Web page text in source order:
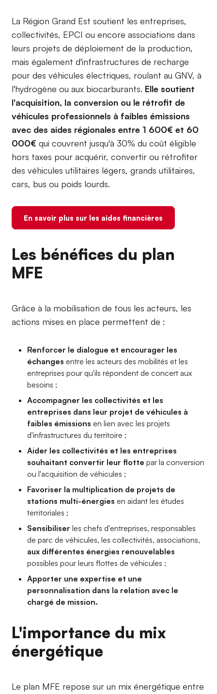
La Région Grand Est soutient les entreprises,
collectivités, EPCI ou encore associations dans
leurs projets de déploiement de la production,
mais également d'infrastructures de recharge
pour des véhicules électriques, roulant au GNV, à
l'hydrogène ou aux biocarburants. Elle soutient
l'acquisition, la conversion ou le rétrofit de
véhicules professionnels à faibles émissions
avec des aides régionales entre 1 600€ et 60
000€ qui couvrent jusqu'à 30% du coût éligible
hors taxes pour acquérir, convertir ou rétrofiter
des véhicules utilitaires légers, grands utilitaires,
cars, bus ou poids lourds.
En savoir plus sur les aides financières
Les bénéfices du plan
MFE
Grâce à la mobilisation de tous les acteurs, les
actions mises en place permettent de :
Renforcer le dialogue et encourager les
échanges entre les acteurs des mobilités et les
entreprises pour qu'ils répondent de concert aux
besoins ;
Accompagner les collectivités et les
entreprises dans leur projet de véhicules à
faibles émissions en lien avec les projets
d'infrastructures du territoire ;
Aider les collectivités et les entreprises
souhaitant convertir leur flotte par la conversion
ou l'acquisition de véhicules ;
Favoriser la multiplication de projets de
stations multi-énergies en aidant les études
territoriales ;
Sensibiliser les chefs d'entreprises, responsables
de parc de véhicules, les collectivités, associations,
aux différentes énergies renouvelables
possibles pour leurs flottes de véhicules ;
Apporter une expertise et une
personnalisation dans la relation avec le
chargé de mission.
L'importance du mix
énergétique
Le plan MFE repose sur un mix énergétique entre